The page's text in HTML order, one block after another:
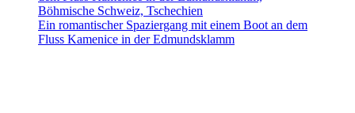
Ein romantischer Spaziergang mit einem Boot an dem
Fluss Kamenice in der Edmundsklamm